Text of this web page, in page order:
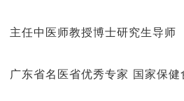
主任中医师教授博士研究生导师
广东省名医省优秀专家 国家保健